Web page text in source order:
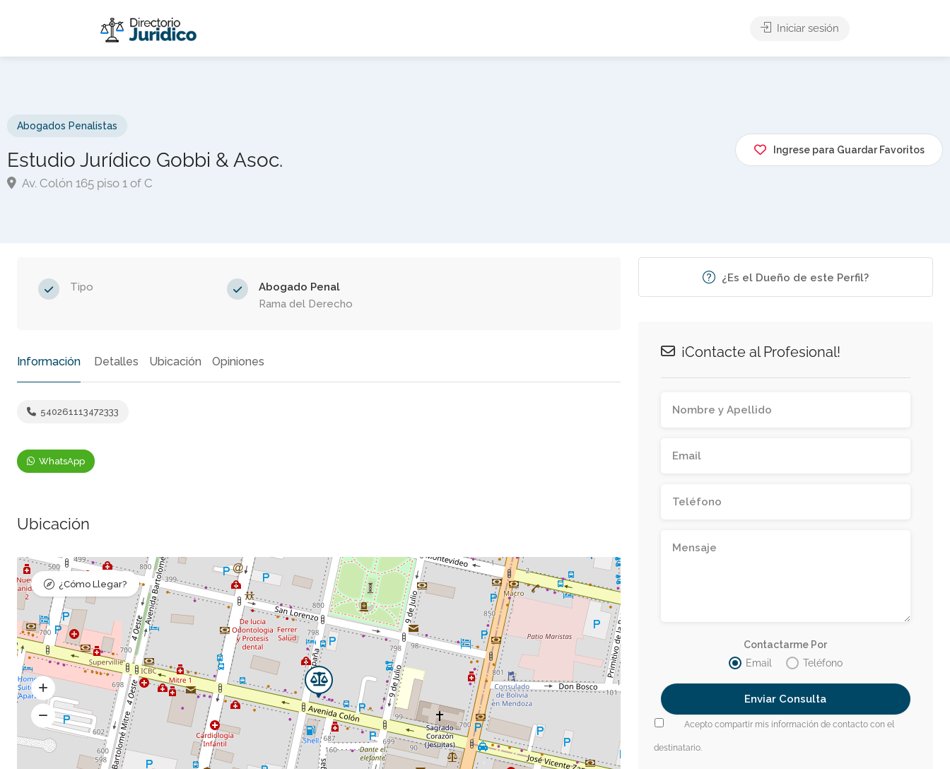
Iniciar sesión
Abogados Penalistas
Estudio Jurídico Gobbi & Asoc.
Av. Colón 165 piso 1 of C
Ingrese para Guardar Favoritos
Tipo
Abogado Penal
Rama del Derecho
Información Detalles Ubicación Opiniones
540261113472333
WhatsApp
Ubicación
¿Cómo Llegar?
¿Es el Dueño de este Perfil?
¡Contacte al Profesional!
Contactarme Por
Email
Teléfono
Acepto compartir mis información de contacto con el
destinatario.